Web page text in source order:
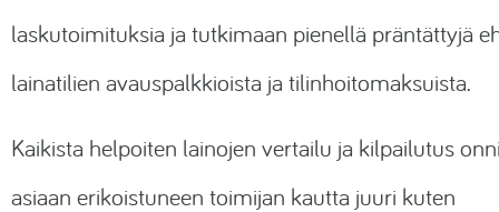
laskutoimituksia ja tutkimaan pienellä präntättyjä
lainatilien avauspalkkioista ja tilinhoitomaksuista.
Kaikista helpoiten lainojen vertailu ja kilpailutus
asiaan erikoistuneen toimijan kautta juuri kuten